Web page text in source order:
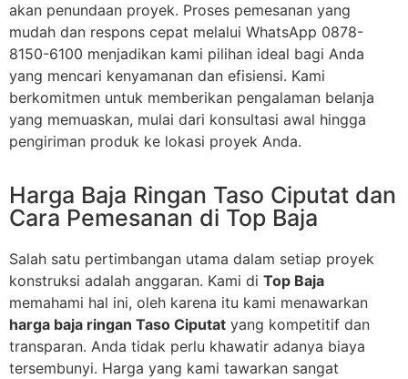
akan penundaan proyek. Proses pemesanan yang
mudah dan respons cepat melalui WhatsApp 0878-
8150-6100 menjadikan kami pilihan ideal bagi Anda
yang mencari kenyamanan dan efisiensi. Kami
berkomitmen untuk memberikan pengalaman belanja
yang memuaskan, mulai dari konsultasi awal hingga
pengiriman produk ke lokasi proyek Anda.
Harga Baja Ringan Taso Ciputat dan
Cara Pemesanan di Top Baja
Salah satu pertimbangan utama dalam setiap proyek
konstruksi adalah anggaran. Kami di Top Baja
memahami hal ini, oleh karena itu kami menawarkan
harga baja ringan Taso Ciputat yang kompetitif dan
transparan. Anda tidak perlu khawatir adanya biaya
tersembunyi. Harga yang kami tawarkan sangat